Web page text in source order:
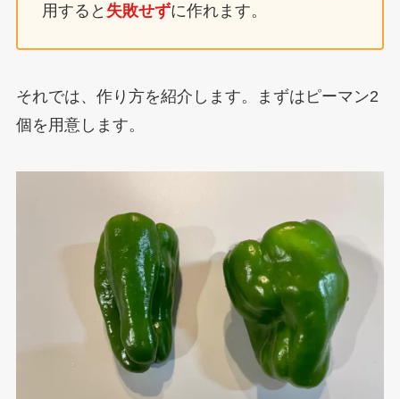
用すると 失敗せずに作れます。
それでは、作り方を紹介します。まずはピーマン2
個を用意します。